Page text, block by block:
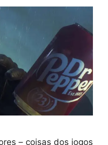
– coisas dos jogos